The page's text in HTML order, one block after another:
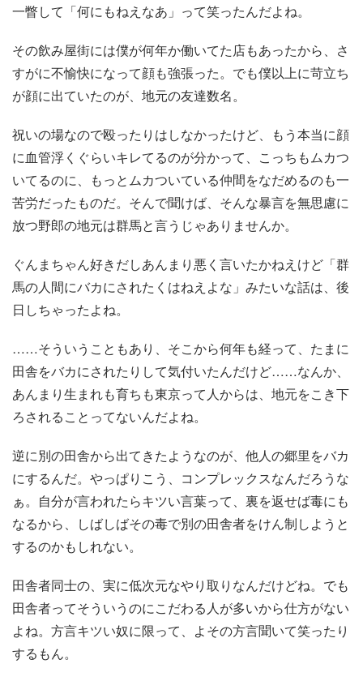
一瞥して「何にもねえなあ」って笑ったんだよね。
その飲み屋街には僕が何年か働いてた店もあったから、さ
すがに不愉快になって顔も強張った。でも僕以上に苛立ち
が顔に出ていたのが、地元の友達数名。
祝いの場なので殴ったりはしなかったけど、もう本当に顔
に血管浮くぐらいキレてるのが分かって、こっちもムカつ
いてるのに、もっとムカついている仲間をなだめるのも一
苦労だったものだ。そんで聞けば、そんな暴言を無思慮に
放つ野郎の地元は群馬と言うじゃありませんか。
ぐんまちゃん好きだしあんまり悪く言いたかねえけど「群
馬の人間にバカにされたくはねえよな」みたいな話は、後
日しちゃったよね。
……そういうこともあり、そこから何年も経って、たまに
田舎をバカにされたりして気付いたんだけど……なんか、
あんまり生まれも育ちも東京って人からは、地元をこき下
ろされることってないんだよね。
逆に別の田舎から出てきたようなのが、他人の郷里をバカ
にするんだ。やっぱりこう、コンプレックスなんだろうな
ぁ。自分が言われたらキツい言葉って、裏を返せば毒にも
なるから、しばしばその毒で別の田舎者をけん制しようと
するのかもしれない。
田舎者同士の、実に低次元なやり取りなんだけどね。でも
田舎者ってそういうのにこだわる人が多いから仕方がない
よね。方言キツい奴に限って、よその方言聞いて笑ったり
するもん。